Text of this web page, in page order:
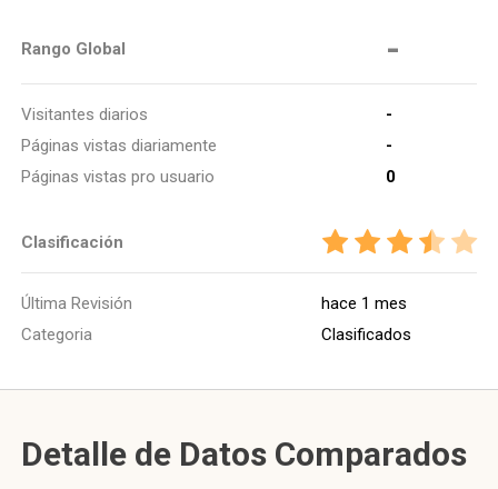
Rango Global -
Visitantes diarios
-
Páginas vistas diariamente
-
Páginas vistas pro usuario
0
Clasificación
Última Revisión
hace 1 mes
Categoria
Clasificados
Detalle de Datos Comparados